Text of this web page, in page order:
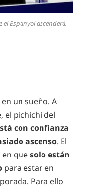
Espanyol ascenderá.
un sueño. A
el pichichi del
con confianza
ascenso. El
en quesolo están
para estar en
Para ello